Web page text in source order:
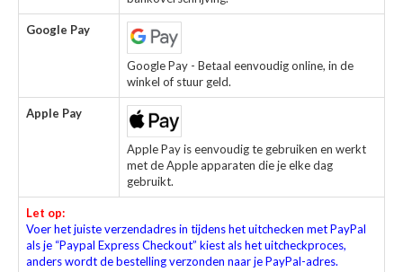
Google Pay
Google Pay - Betaal eenvoudig online, in de
winkel of stuur geld.
Apple Pay
Apple Pay is eenvoudig te gebruiken en werkt
met de Apple apparaten die je elke dag
gebruikt.
Let op:
Voer het juiste verzendadres in tijdens het uitchecken met PayPal
als je “Paypal Express Checkout” kiest als het uitcheckproces,
anders wordt de bestelling verzonden naar je PayPal-adres.